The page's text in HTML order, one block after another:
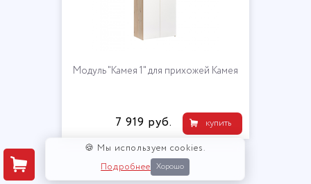
Модуль "Камея 1" для прихожей Камея
купить
7 919 руб.
🍪 Мы используем cookies.
Подробнее Хорошо